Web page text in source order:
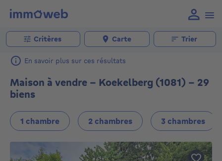
Critères Carte Trier
En savoir plus sur ces résultats
Maison à vendre - Koekelberg (1081) - 29
biens
1 chambre 2 chambres 3 chambres